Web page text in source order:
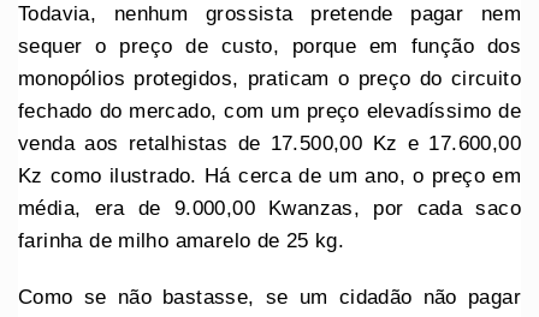
Todavia, nenhum grossista pretende pagar nem
sequer o preço de custo, porque em função dos
monopólios protegidos, praticam o preço do circuito
fechado do mercado, com um preço elevadíssimo de
venda aos retalhistas de 17.500,00 Kz e 17.600,00
Kz como ilustrado. Há cerca de um ano, o preço em
média, era de 9.000,00 Kwanzas, por cada saco
farinha de milho amarelo de 25 kg.
Como se não bastasse, se um cidadão não pagar